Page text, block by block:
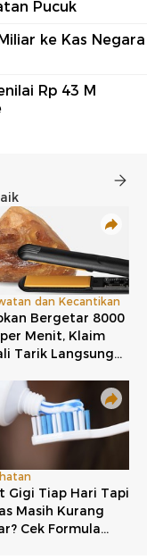
Pucuk
ke Kas Negara
Rp 43 M